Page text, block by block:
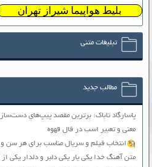
بلیط هواپیما شیراز تهران
تبلیغات متنی
مطالب جدید
پاسارگاد تاباک: برترین مقصد پیپ‌های
معنی و تعبیر اسب در فال قهوه
انتخاب فیلم و سریال مناسب برای هر سن
متن آهنگ خدا یکی یار یکی دلبر و دلدار یکی از